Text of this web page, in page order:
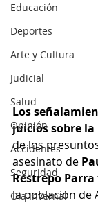
Educación
Deportes
Arte y Cultura
Judicial
Salud
Opinión
Accidentes
Seguridad
Ola Invernal
Los
juicios sobre
de los
asesinato de
Restrepo Parra
la población de